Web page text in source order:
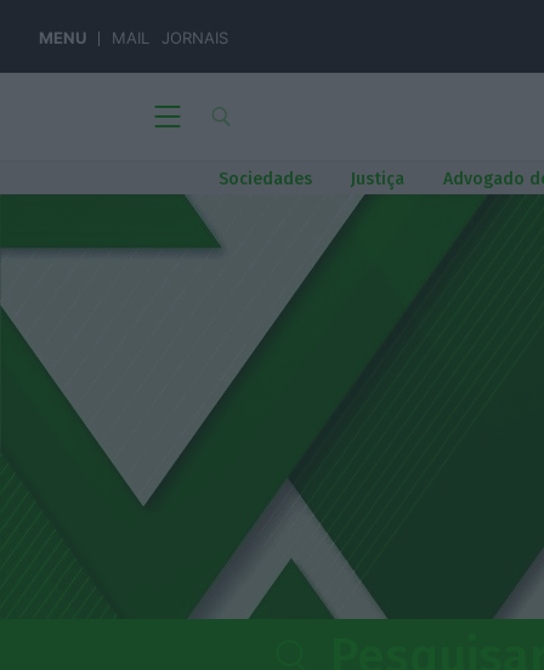
MENU MAIL JORNAIS
Sociedades Justiça Advogado